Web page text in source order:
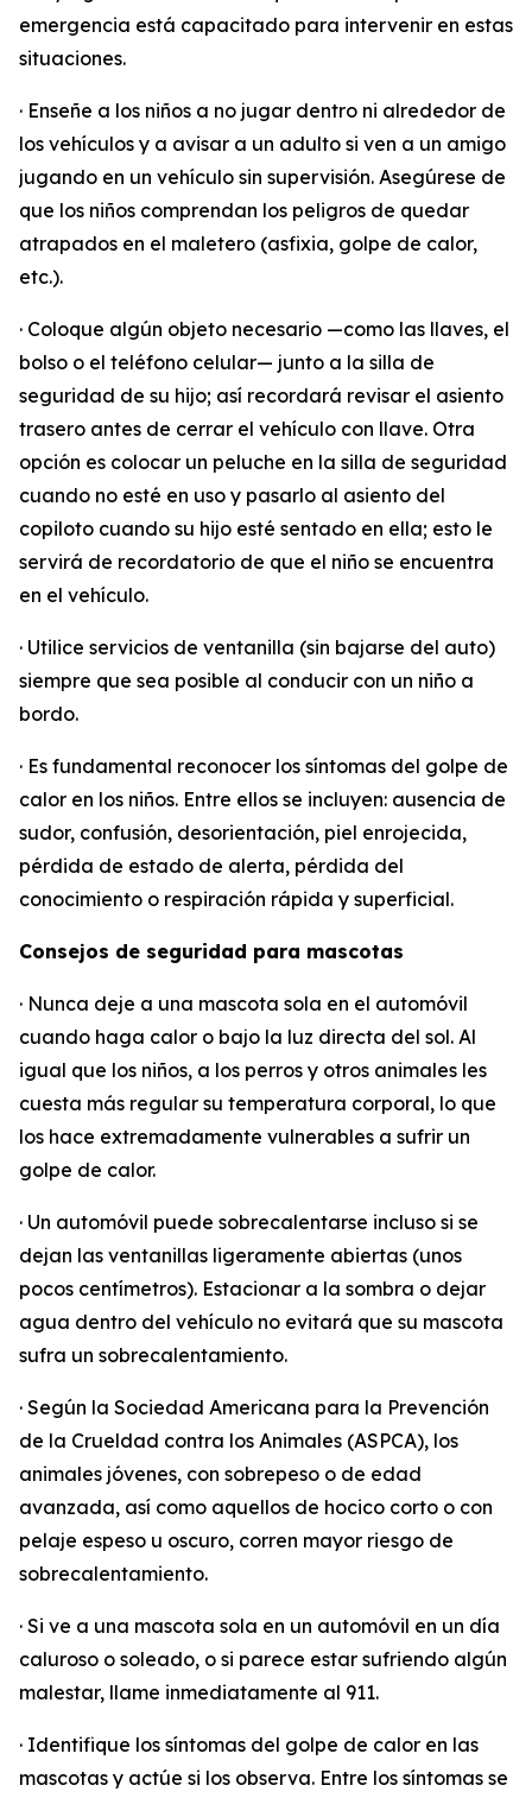
emergencia está capacitado para intervenir en estas
situaciones.
· Enseñe a los niños a no jugar dentro ni alrededor de
los vehículos y a avisar a un adulto si ven a un amigo
jugando en un vehículo sin supervisión. Asegúrese de
que los niños comprendan los peligros de quedar
atrapados en el maletero (asfixia, golpe de calor,
etc.).
· Coloque algún objeto necesario —como las llaves, el
bolso o el teléfono celular— junto a la silla de
seguridad de su hijo; así recordará revisar el asiento
trasero antes de cerrar el vehículo con llave. Otra
opción es colocar un peluche en la silla de seguridad
cuando no esté en uso y pasarlo al asiento del
copiloto cuando su hijo esté sentado en ella; esto le
servirá de recordatorio de que el niño se encuentra
en el vehículo.
· Utilice servicios de ventanilla (sin bajarse del auto)
siempre que sea posible al conducir con un niño a
bordo.
· Es fundamental reconocer los síntomas del golpe de
calor en los niños. Entre ellos se incluyen: ausencia de
sudor, confusión, desorientación, piel enrojecida,
pérdida de estado de alerta, pérdida del
conocimiento o respiración rápida y superficial.
Consejos de seguridad para mascotas
· Nunca deje a una mascota sola en el automóvil
cuando haga calor o bajo la luz directa del sol. Al
igual que los niños, a los perros y otros animales les
cuesta más regular su temperatura corporal, lo que
los hace extremadamente vulnerables a sufrir un
golpe de calor.
· Un automóvil puede sobrecalentarse incluso si se
dejan las ventanillas ligeramente abiertas (unos
pocos centímetros). Estacionar a la sombra o dejar
agua dentro del vehículo no evitará que su mascota
sufra un sobrecalentamiento.
· Según la Sociedad Americana para la Prevención
de la Crueldad contra los Animales (ASPCA), los
animales jóvenes, con sobrepeso o de edad
avanzada, así como aquellos de hocico corto o con
pelaje espeso u oscuro, corren mayor riesgo de
sobrecalentamiento.
· Si ve a una mascota sola en un automóvil en un día
caluroso o soleado, o si parece estar sufriendo algún
malestar, llame inmediatamente al 911.
· Identifique los síntomas del golpe de calor en las
mascotas y actúe si los observa. Entre los síntomas se